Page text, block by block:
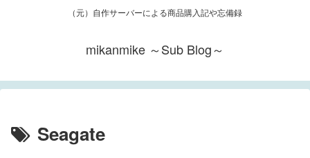
（元）自作サーバーによる商品購入記や忘備録
mikanmike ～Sub Blog～
Seagate